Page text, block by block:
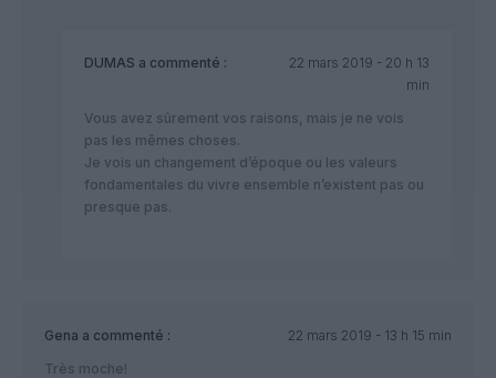
DUMAS a commenté :
22 mars 2019 - 20 h 13
min
Vous avez sûrement vos raisons, mais je ne vois
pas les mêmes choses.
Je vois un changement d’époque ou les valeurs
fondamentales du vivre ensemble n’existent pas ou
presque pas.
Gena a commenté :
22 mars 2019 - 13 h 15 min
Très moche!